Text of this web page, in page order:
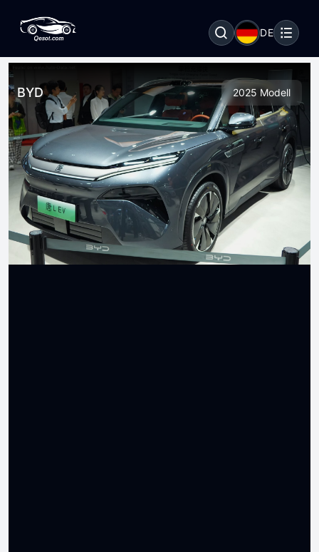
DE
BYD 2025 Modell